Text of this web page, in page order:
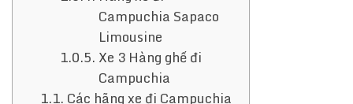
Campuchia Sapaco
Limousine
Xe 3 Hàng ghế đi
Campuchia
Các hãng xe đi Campuchia